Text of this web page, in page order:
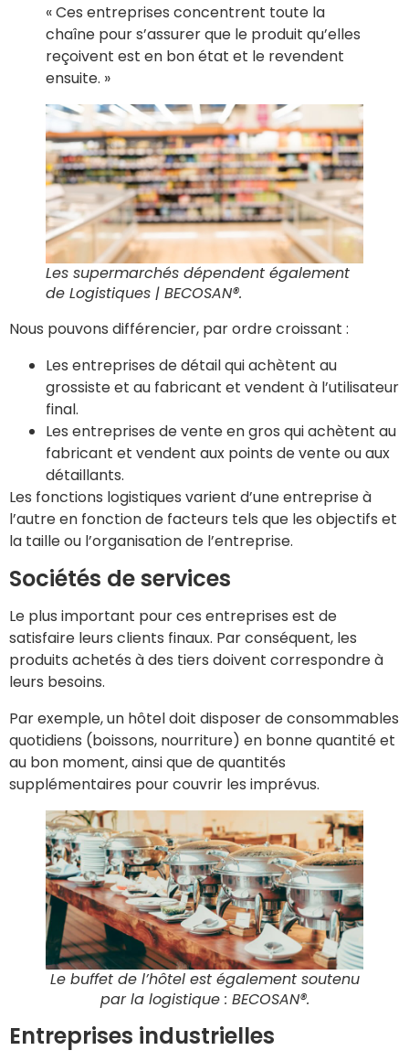
« Ces entreprises concentrent toute la
chaîne pour s’assurer que le produit qu’elles
reçoivent est en bon état et le revendent
ensuite. »
Les supermarchés dépendent également
de Logistiques | BECOSAN®.
Nous pouvons différencier, par ordre croissant :
Les entreprises de détail qui achètent au
grossiste et au fabricant et vendent à l’utilisateur
final.
Les entreprises de vente en gros qui achètent au
fabricant et vendent aux points de vente ou aux
détaillants.
Les fonctions logistiques varient d’une entreprise à
l’autre en fonction de facteurs tels que les objectifs et
la taille ou l’organisation de l’entreprise.
Sociétés de services
Le plus important pour ces entreprises est de
satisfaire leurs clients finaux. Par conséquent, les
produits achetés à des tiers doivent correspondre à
leurs besoins.
Par exemple, un hôtel doit disposer de consommables
quotidiens (boissons, nourriture) en bonne quantité et
au bon moment, ainsi que de quantités
supplémentaires pour couvrir les imprévus.
Le buffet de l’hôtel est également soutenu
par la logistique: BECOSAN®.
Entreprises industrielles